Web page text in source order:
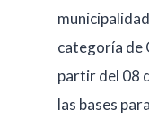
categoría de
partir del 08
las bases